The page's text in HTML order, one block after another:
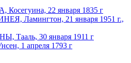
22 января 1835 г
Ламингтон, 21 января 1951 г.,
Тааль, 30 января 1911 г
1 апреля 1793 г